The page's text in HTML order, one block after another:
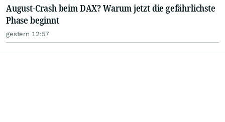
August-Crash beim DAX? Warum jetzt die gefährlichste
Phase beginnt
gestern 12:57